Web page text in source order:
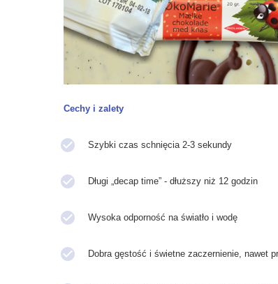
Cechy i zalety
Szybki czas schnięcia 2-3 sekundy
Długi „decap time” - dłuższy niż 12 godzin
Wysoka odporność na światło i wodę
Dobra gęstość i świetne zaczernienie, nawet